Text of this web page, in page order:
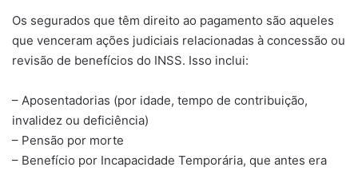
Os segurados que têm direito ao pagamento são aqueles
que venceram ações judiciais relacionadas à concessão ou
revisão de benefícios do INSS. Isso inclui:
– Aposentadorias (por idade, tempo de contribuição,
invalidez ou deficiência)
– Pensão por morte
– Benefício por Incapacidade Temporária, que antes era